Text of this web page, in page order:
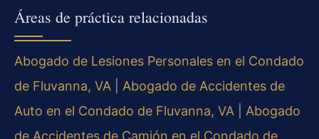
Áreas de práctica relacionadas
Abogado de Lesiones Personales en el Condado
de Fluvanna, VA
Abogado de Accidentes de
Auto en el Condado de Fluvanna, VA
Abogado
de Accidentes de Camión en el Condado de